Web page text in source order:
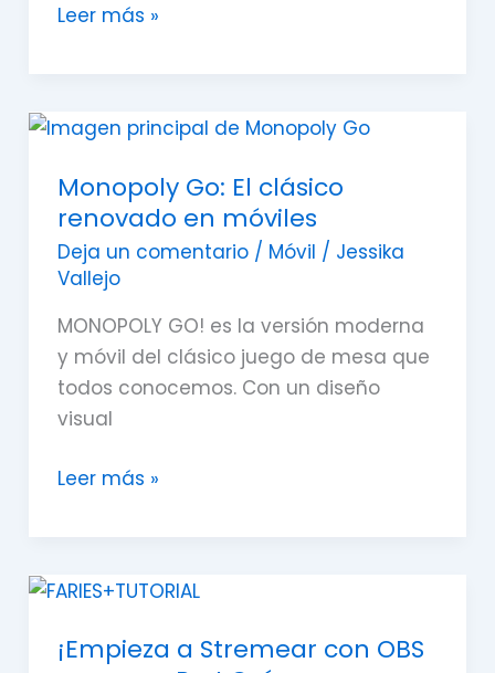
Leer más »
Monopoly Go: El clásico
renovado en móviles
Deja un comentario / Móvil / Jessika
Vallejo
MONOPOLY GO! es la versión moderna
y móvil del clásico juego de mesa que
todos conocemos. Con un diseño
visual
Monopoly
El
clásico
renovado
en
móviles
Leer más »
¡Empieza a Stremear con OBS
¡Empieza
Stremear